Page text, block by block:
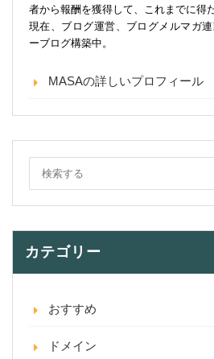
者から報酬を獲得して、これまでに得
現在、ブログ運営、ブログメルマガ
ーブログ構築中。
MASAの詳しいプロフィール
カテゴリー
おすすめ
ドメイン